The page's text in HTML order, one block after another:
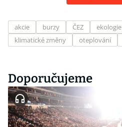
akcie burzy ČEZ ekologie
klimatické změny
oteplování
Doporučujeme